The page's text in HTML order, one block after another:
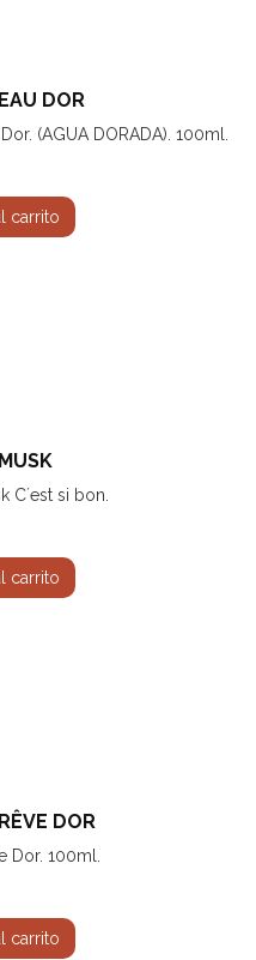
DOR
(AGUA DORADA). 100ml.
carrito
C´est si bon.
carrito
DOR
Dor. 100ml.
carrito